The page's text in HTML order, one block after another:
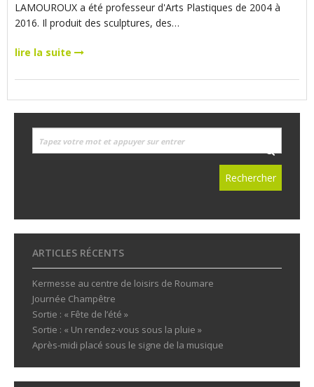
LAMOUROUX a été professeur d'Arts Plastiques de 2004 à
2016. Il produit des sculptures, des…
lire la suite
ARTICLES RÉCENTS
Kermesse au centre de loisirs de Roumare
Journée Champêtre
Sortie : « Fête de l’été »
Sortie : « Un rendez-vous sous la pluie »
Après-midi placé sous le signe de la musique